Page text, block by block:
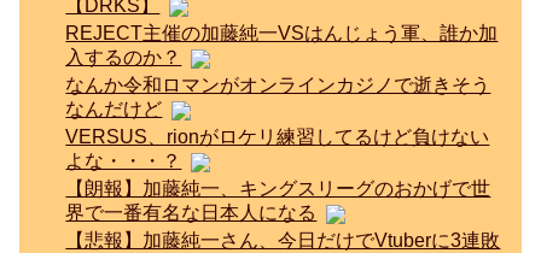
【DRKS】
REJECT主催の加藤純一VSはんじょう軍、誰か加
入するのか？
なんか令和ロマンがオンラインカジノで逝きそう
なんだけど
VERSUS、rionがロケリ練習してるけど負けない
よな・・・？
【朗報】加藤純一、キングスリーグのおかげで世
界で一番有名な日本人になる
【悲報】加藤純一さん、今日だけでVtuberに3連敗